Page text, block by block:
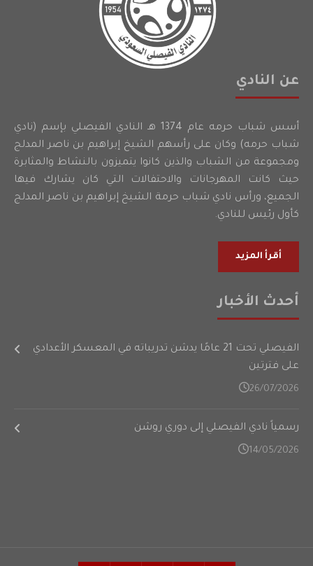
عن النادي
أسس شباب حرمه عام 1374 هـ النادي الفيصلي بإسم (نادي
شباب حرمه) وكان على رأسهم الشيخ إبراهيم بن ناصر المدلج
ومجموعة من الشباب والذين كانوا يتميزون بالنشاط والمثابرة
حيث كانت المهرجانات والاحتفالات التي كان يشارك فيها
الجميع، ورأس نادي شباب حرمة الشيخ إبراهيم بن ناصر المدلج
كأول رئيس للنادي.
أقرأ المزيد
أحدث الأخبار
الفيصلي تحت 21 عامًا يدشن تدريباته في المعسكر الأعدادي
على فترتين
26/07/2026
رسمياً نادي الفيصلي إلى دوري روشن
14/05/2026